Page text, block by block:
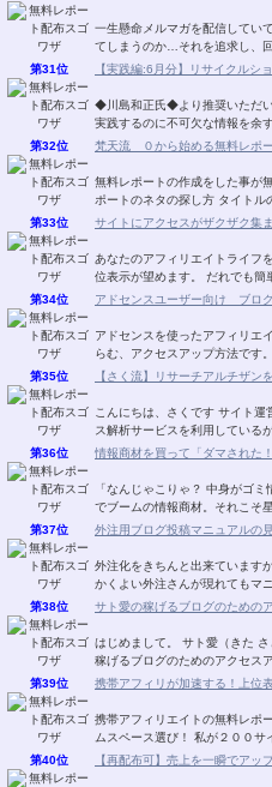
一生懸命メルマガを配信してい
てしまうのか…それを追求し、
第31位
【実践編:6月分】リサイクルシ
◆川島和正氏◆より推奨いただい
実践するのに不可欠な情報を余
第32位
梵天流 ０から始める無料レポ
無料レポートの作成をした事が
ポートのネタの探し方 タイトル
第33位
サイトにアクセスがザクザク集
あなたのアフィリエイトライフ
位表示が望めます。 だれでも簡
第34位
アドセンスユーザー向け ブロ
アドセンスを使ったアフィリエ
らむ、アクセスアップ方法です
第35位
【さく流】リサーチアルチザ
こんにちは、さくです サイト
ス解析サービスを利用している
第36位
情報商材を買って「ダマされた
「なんじゃこりゃ？ 中身がゴ
でブームの情報商材。それこそ
第37位
外注用ブログ投稿マニュアルの
外注化をきちんと出来ています
かくよい外注さんが現れてもマ
第38位
サト愛の稼げるブログのための
はじめまして。 サト愛（きた
稼げるブログのためのアクセス
第39位
携帯アフィリが加速する！上位
携帯アフィリエイトの無料レポ
ムスペース選び！ 私が２００
第40位
【再配布可】売上を一瞬でアッ